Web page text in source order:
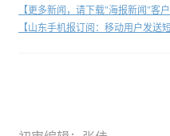
【更多新闻，请下载"海报新闻"客
【山东手机报订阅：移动用户发送